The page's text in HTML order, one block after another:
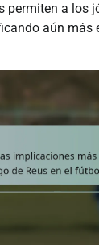
permiten a los
aún más